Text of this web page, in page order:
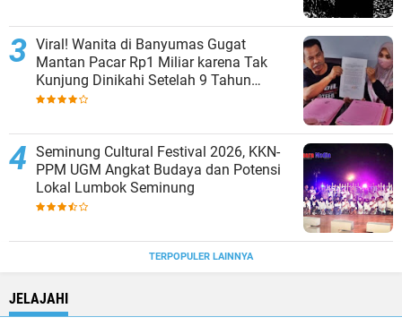
Viral! Wanita di Banyumas Gugat
Mantan Pacar Rp1 Miliar karena Tak
Kunjung Dinikahi Setelah 9 Tahun
Berpacaran
Seminung Cultural Festival 2026, KKN-
PPM UGM Angkat Budaya dan Potensi
Lokal Lumbok Seminung
TERPOPULER LAINNYA
JELAJAHI